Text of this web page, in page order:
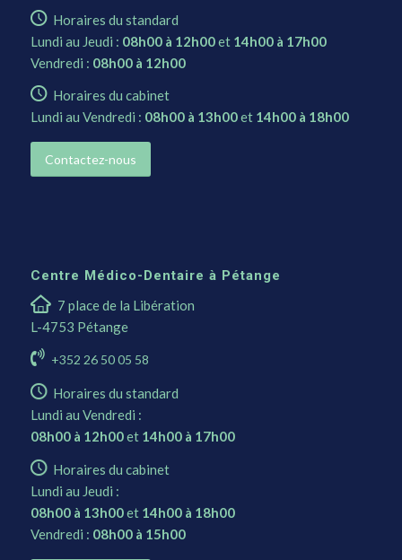
Horaires du standard
Lundi au Jeudi : 08h00 à 12h00et 14h00 à 17h00
Vendredi : 08h00 à 12h00
Horaires du cabinet
Lundi au Vendredi : 08h00 à 13h00et 14h00 à 18h00
Contactez-nous
Centre Médico-Dentaire à Pétange
7 place de la Libération
L-4753 Pétange
+352 26 50 05 58
Horaires du standard
Lundi au Vendredi :
08h00 à 12h00et 14h00 à 17h00
Horaires du cabinet
Lundi au Jeudi :
08h00 à 13h00et 14h00 à 18h00
Vendredi : 08h00 à 15h00